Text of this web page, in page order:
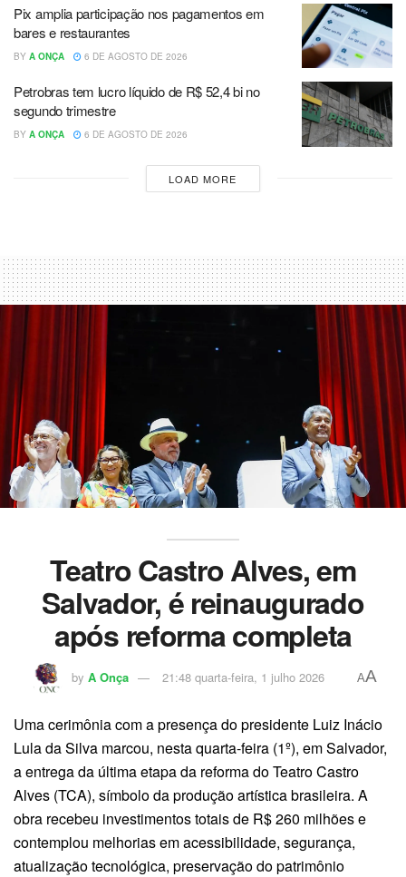
Pix amplia participação nos pagamentos em
bares e restaurantes
BY A ONÇA 6 DE AGOSTO DE 2026
Petrobras tem lucro líquido de R$ 52,4 bi no
segundo trimestre
BY A ONÇA 6 DE AGOSTO DE 2026
LOAD MORE
Teatro Castro Alves, em
Salvador, é reinaugurado
após reforma completa
by A Onça 21:48 quarta-feira, 1 julho 2026 AA
Uma cerimônia com a presença do presidente Luiz Inácio
Lula da Silva marcou, nesta quarta-feira (1º), em Salvador,
a entrega da última etapa da reforma do Teatro Castro
Alves (TCA), símbolo da produção artística brasileira. A
obra recebeu investimentos totais de R$ 260 milhões e
contemplou melhorias em acessibilidade, segurança,
atualização tecnológica, preservação do patrimônio